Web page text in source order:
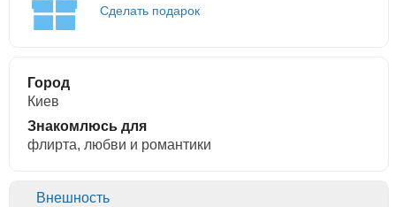
Сделать подарок
Город
Киев
Знакомлюсь для
флирта, любви и романтики
Внешность